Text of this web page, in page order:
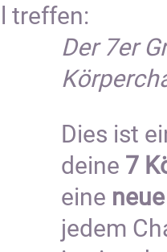
treffen:
Der 7er
Dies ist
deine 7
eine
jedem